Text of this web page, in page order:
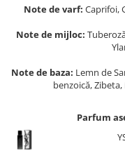
Idei de Cadouri
Cadouri pentru EL
Branduri
Adyan by Anfar
Al Fakhr Perfumes
Al Wataniah
Note de varf: Caprifoi,
Note de mijloc:
Note de baza: Lemn de
benzoică,
Parfum